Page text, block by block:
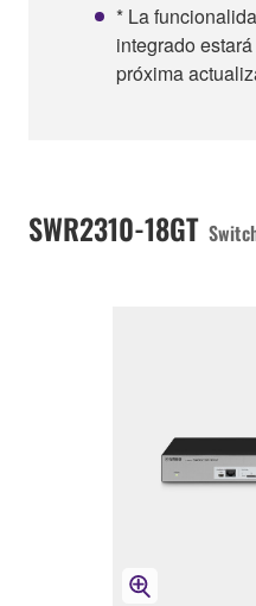
* La
integrado
próxima
SWR2310-18GT